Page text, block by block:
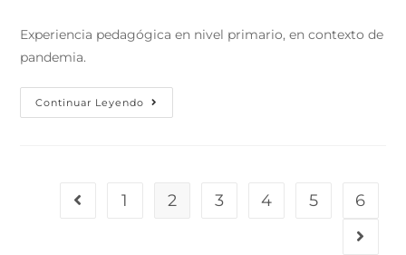
Experiencia pedagógica en nivel primario, en contexto de
pandemia.
Continuar Leyendo
1 2 3 4 5 6